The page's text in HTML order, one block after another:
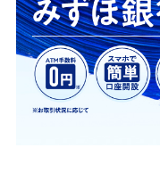
住宅ローン・カードローン
貯める・増やす
預金・NISA・資産運用